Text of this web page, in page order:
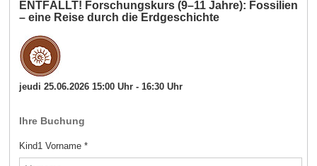
ENTFÄLLT! Forschungskurs (9–11 Jahre): Fossilien
– eine Reise durch die Erdgeschichte
jeudi 25.06.2026 15:00 Uhr - 16:30 Uhr
Ihre Buchung
Kind1 Vorname *